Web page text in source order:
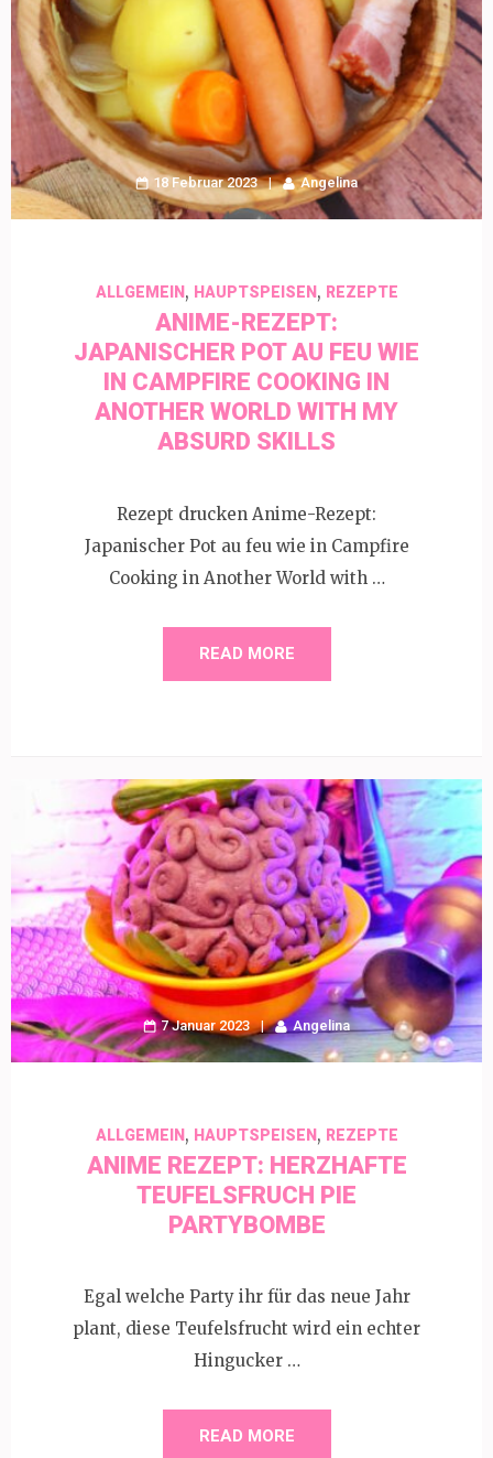
18 Februar 2023 Angelina
ALLGEMEIN, HAUPTSPEISEN, REZEPTE
ANIME-REZEPT:
JAPANISCHER POT AU FEU WIE
IN CAMPFIRE COOKING IN
ANOTHER WORLD WITH MY
ABSURD SKILLS
Rezept drucken Anime-Rezept:
Japanischer Pot au feu wie in Campfire
Cooking in Another World with …
READ MORE
7 Januar 2023 Angelina
ALLGEMEIN, HAUPTSPEISEN, REZEPTE
ANIME REZEPT: HERZHAFTE
TEUFELSFRUCH PIE
PARTYBOMBE
Egal welche Party ihr für das neue Jahr
plant, diese Teufelsfrucht wird ein echter
Hingucker …
READ MORE